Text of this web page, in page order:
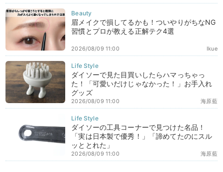
眉メイクで損してるかも！ついやりがちなNG
習慣とプロが教える正解テク4選
Ikue
2026/08/09 11:00
ダイソーで見た目買いしたらハマっちゃっ
た！「可愛いだけじゃなかった！」お手入れ
グッズ
海原藍
2026/08/09 11:00
ダイソーの工具コーナーで見つけた名品！
「実は日本製で優秀！」「諦めてたのにスル
ッととれた」
海原藍
2026/08/09 11:00